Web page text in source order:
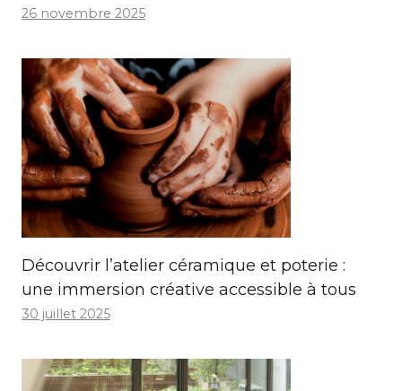
26 novembre 2025
Découvrir l’atelier céramique et poterie :
une immersion créative accessible à tous
30 juillet 2025